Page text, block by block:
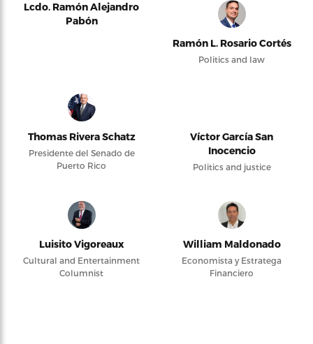
Lcdo. Ramón Alejandro
Pabón
Ramón L. Rosario Cortés
Politics and law
Thomas Rivera Schatz
Presidente del Senado de
Puerto Rico
Víctor García San
Inocencio
Politics and justice
Luisito Vigoreaux
Cultural and Entertainment
Columnist
William Maldonado
Economista y Estratega
Financiero